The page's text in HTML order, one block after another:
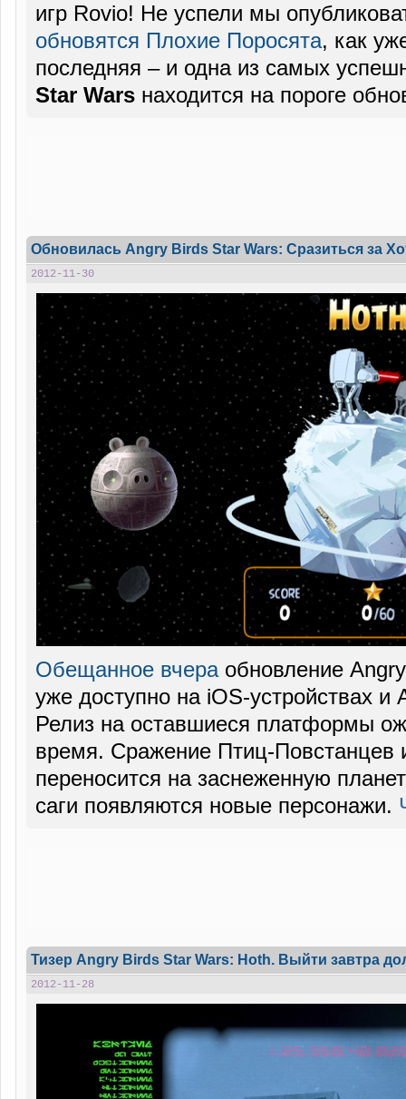
игр Rovio! Не успели мы
обновятся Плохие Поросята, как
последняя – и одна из самых
Star Warsнаходится на пороге
Обновилась Angry Birds Star Wars: Сразиться за
2012-11-30
Обещанное вчераобновление
уже доступно на iOS-устройствах и
Релиз на оставшиеся платформы
время. Сражение Птиц-Повстанцев
переносится на заснеженную
саги появляются новые персонажи.
Тизер Angry Birds Star Wars: Hoth. Выйти завтра
2012-11-28